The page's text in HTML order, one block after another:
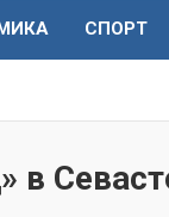
СПОРТ
в